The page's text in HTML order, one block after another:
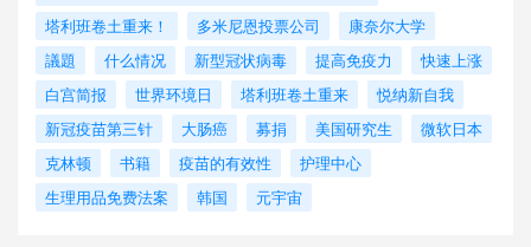
塔利班卷土重来！
多米尼恩投票公司
康奈尔大学
議題
什么情况 新型冠状病毒 提高免疫力
快速上涨
白宫简报
世界环境日 塔利班卷土重来
悦纳新自我
新冠疫苗第三针
大肠癌 募捐 美国研究生
微软日本
克林顿
书籍 疫苗的有效性
护理中心
生理用品免费法案
韩国 元宇宙